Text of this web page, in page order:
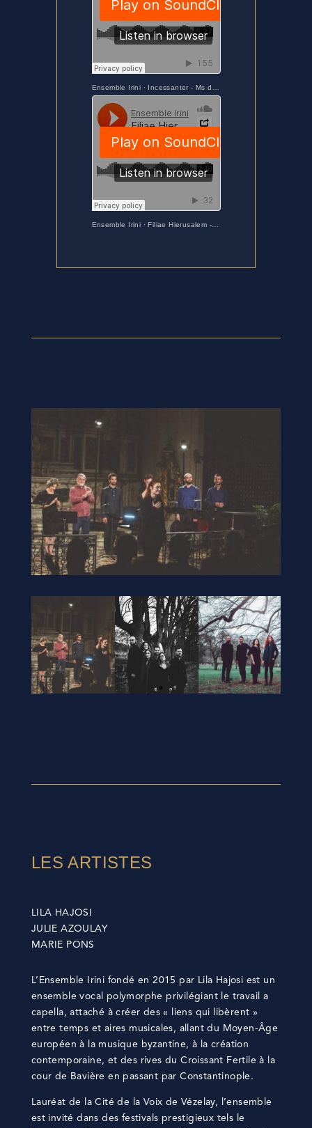
Ensemble Irini · Incessanter - Ms de Chypre- Ensemble Irini - Maria Nostra
Ensemble Irini ·Filiae Hierusalem - Isaac - Printemps Sacré
LES ARTISTES
LILA HAJOSI
JULIE AZOULAY
MARIE PONS
L’Ensemble Irini fondé en 2015 par Lila Hajosi est un
ensemble vocal polymorphe privilégiant le travail a
capella, attaché à créer des « liens qui libèrent »
entre temps et aires musicales, allant du Moyen-Âge
européen à la musique byzantine, à la création
contemporaine, et des rives du Croissant Fertile à la
cour de Bavière en passant par Constantinople.
Lauréat de la Cité de la Voix de Vézelay, l’ensemble
est invité dans des festivals prestigieux tels le